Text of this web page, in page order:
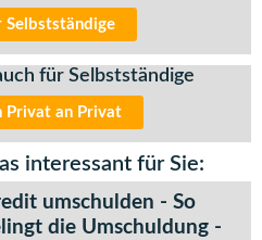
Selbstständige
für Selbstständige
Privat an Privat
interessant für Sie:
umschulden - So
die Umschuldung -